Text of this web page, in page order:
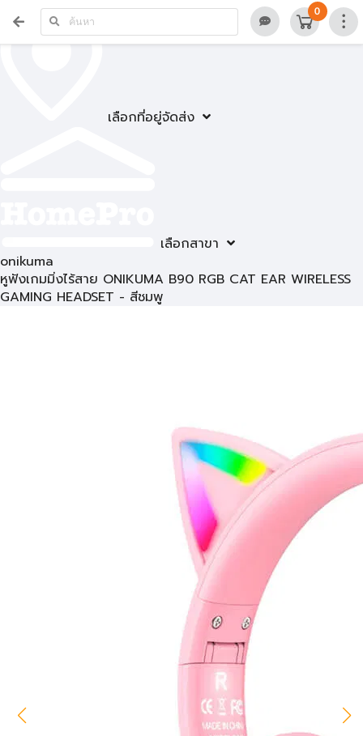
เลือกที่อยู่จัดส่ง
เลือกสาขา
0
onikuma
หูฟังเกมมิ่งไร้สาย ONIKUMA B90 RGB CAT EAR WIRELESS
GAMING HEADSET - สีชมพู